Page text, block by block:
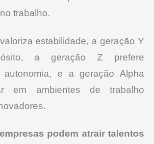
trabalho.
estabilidade, a geração Y
a geração Z prefere
autonomia, e a geração Alpha
em ambientes de trabalho
podem atrair talentos